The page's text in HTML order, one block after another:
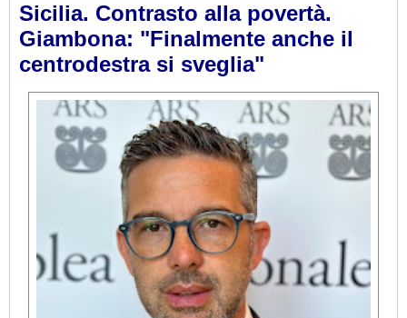
Sicilia. Contrasto alla povertà.
Giambona: "Finalmente anche il
centrodestra si sveglia"